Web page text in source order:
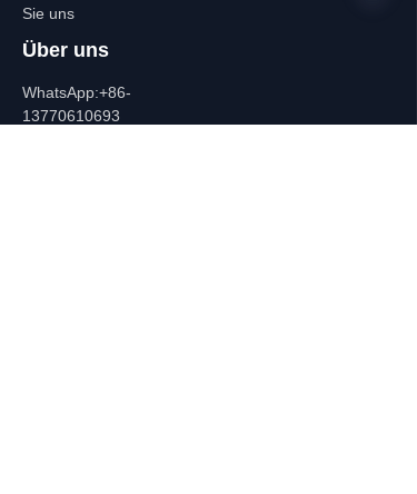
Über uns
WhatsApp:+86-
13770610693
Sie uns
DE